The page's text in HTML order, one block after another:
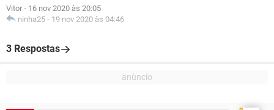
Vitor - 16 nov 2020 às 20:05
ninha25 - 19 nov 2020 às 04:46
3 Respostas